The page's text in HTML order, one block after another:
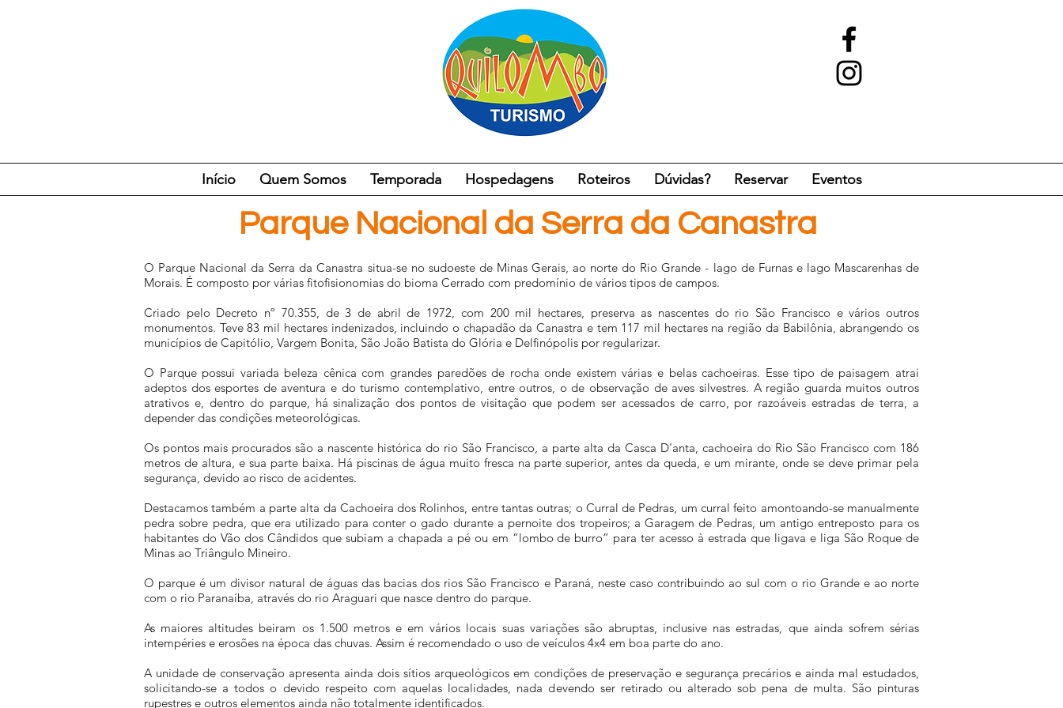
Início Quem Somos Temporada Hospedagens Roteiros Dúvidas? Reservar Eventos
Parque Nacional da Serra da Canastra
O Parque Nacional da Serra da Canastra situa-se no sudoeste de Minas Gerais, ao norte do Rio Grande - lago de Furnas e lago Mascarenhas de
Morais. É composto por várias fitofisionomias do bioma Cerrado com predomínio de vários tipos de campos.
Criado pelo Decreto nº 70.355, de 3 de abril de 1972, com 200 mil hectares, preserva as nascentes do rio São Francisco e vários outros
monumentos. Teve 83 mil hectares indenizados, incluindo o chapadão da Canastra e tem 117 mil hectares na região da Babilônia, abrangendo os
municípios de Capitólio, Vargem Bonita, São João Batista do Glória e Delfinópolis por regularizar.
O Parque possui variada beleza cênica com grandes paredões de rocha onde existem várias e belas cachoeiras. Esse tipo de paisagem atrai
adeptos dos esportes de aventura e do turismo contemplativo, entre outros, o de observação de aves silvestres. A região guarda muitos outros
atrativos e, dentro do parque, há sinalização dos pontos de visitação que podem ser acessados de carro, por razoáveis estradas de terra, a
depender das condições meteorológicas.
Os pontos mais procurados são a nascente histórica do rio São Francisco, a parte alta da Casca D'anta, cachoeira do Rio São Francisco com 186
metros de altura, e sua parte baixa. Há piscinas de água muito fresca na parte superior, antes da queda, e um mirante, onde se deve primar pela
segurança, devido ao risco de acidentes.
Destacamos também a parte alta da Cachoeira dos Rolinhos, entre tantas outras; o Curral de Pedras, um curral feito amontoando-se manualmente
pedra sobre pedra, que era utilizado para conter o gado durante a pernoite dos tropeiros; a Garagem de Pedras, um antigo entreposto para os
habitantes do Vão dos Cândidos que subiam a chapada a pé ou em “lombo de burro” para ter acesso à estrada que ligava e liga São Roque de
Minas ao Triângulo Mineiro.
O parque é um divisor natural de águas das bacias dos rios São Francisco e Paraná, neste caso contribuindo ao sul com o rio Grande e ao norte
com o rio Paranaíba, através do rio Araguari que nasce dentro do parque.
As maiores altitudes beiram os 1.500 metros e em vários locais suas variações são abruptas, inclusive nas estradas, que ainda sofrem sérias
intempéries e erosões na época das chuvas. Assim é recomendado o uso de veículos 4x4 em boa parte do ano.
A unidade de conservação apresenta ainda dois sítios arqueológicos em condições de preservação e segurança precários e ainda mal estudados,
solicitando-se a todos o devido respeito com aquelas localidades, nada devendo ser retirado ou alterado sob pena de multa. São pinturas
rupestres e outros elementos ainda não totalmente identificados.